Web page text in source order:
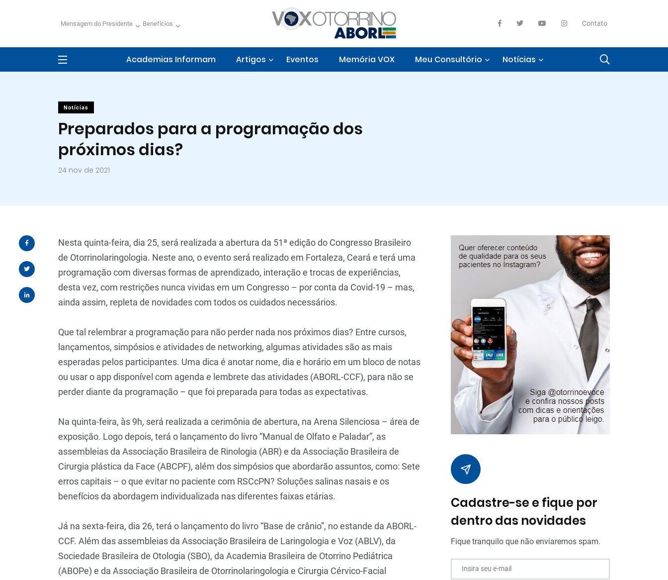
Mensagem do Presidente Benefícios Contato
Academias Informam Artigos Eventos Memória VOX Meu Consultório Notícias
Notícias
Preparados para a programação dos
próximos dias?
24 nov de 2021
Nesta quinta-feira, dia 25, será realizada a abertura da 51ª edição do Congresso Brasileiro
de Otorrinolaringologia. Neste ano, o evento será realizado em Fortaleza, Ceará e terá uma
programação com diversas formas de aprendizado, interação e trocas de experiências,
desta vez, com restrições nunca vividas em um Congresso – por conta da Covid-19 – mas,
ainda assim, repleta de novidades com todos os cuidados necessários.
Que tal relembrar a programação para não perder nada nos próximos dias? Entre cursos,
lançamentos, simpósios e atividades de networking, algumas atividades são as mais
esperadas pelos participantes. Uma dica é anotar nome, dia e horário em um bloco de notas
ou usar o app disponível com agenda e lembrete das atividades (ABORL-CCF), para não se
perder diante da programação – que foi preparada para todas as expectativas.
Na quinta-feira, às 9h, será realizada a cerimônia de abertura, na Arena Silenciosa – área de
exposição. Logo depois, terá o lançamento do livro “Manual de Olfato e Paladar”, as
assembleias da Associação Brasileira de Rinologia (ABR) e da Associação Brasileira de
Cirurgia plástica da Face (ABCPF), além dos simpósios que abordarão assuntos, como: Sete
erros capitais – o que evitar no paciente com RSCcPN? Soluções salinas nasais e os
benefícios da abordagem individualizada nas diferentes faixas etárias.
Já na sexta-feira, dia 26, terá o lançamento do livro “Base de crânio”, no estande da ABORL-
CCF. Além das assembleias da Associação Brasileira de Laringologia e Voz (ABLV), da
Sociedade Brasileira de Otologia (SBO), da Academia Brasileira de Otorrino Pediátrica
(ABOPe) e da Associação Brasileira de Otorrinolaringologia e Cirurgia Cérvico-Facial
Cadastre-se e fique por
dentro das novidades
Fique tranquilo que não enviaremos spam.
Insira seu e-mail